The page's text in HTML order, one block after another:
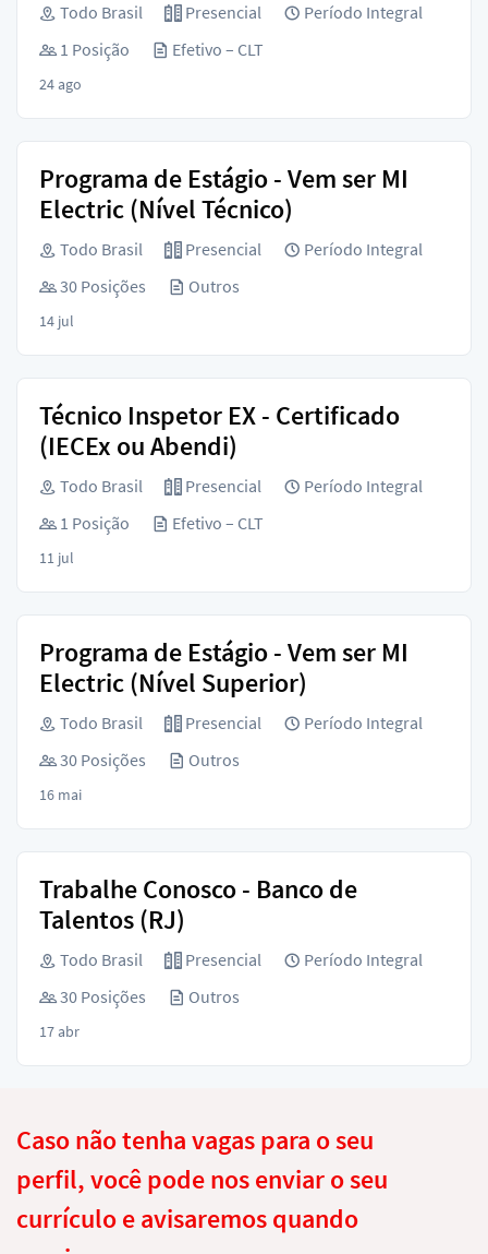
Todo Brasil Presencial
Período Integral
1 Posição
Efetivo – CLT
24 ago
Programa de Estágio - Vem ser MI
Electric (Nível Técnico)
Todo Brasil Presencial
Período Integral
30 Posições
Outros
14 jul
Técnico Inspetor EX - Certificado
(IECEx ou Abendi)
Todo Brasil Presencial
Período Integral
1 Posição
Efetivo – CLT
11 jul
Programa de Estágio - Vem ser MI
Electric (Nível Superior)
Todo Brasil Presencial
Período Integral
30 Posições
Outros
16 mai
Trabalhe Conosco - Banco de
Talentos (RJ)
Todo Brasil Presencial
Período Integral
30 Posições
Outros
17 abr
Caso não tenha vagas para o seu
perfil, você pode nos enviar o seu
currículo e avisaremos quando